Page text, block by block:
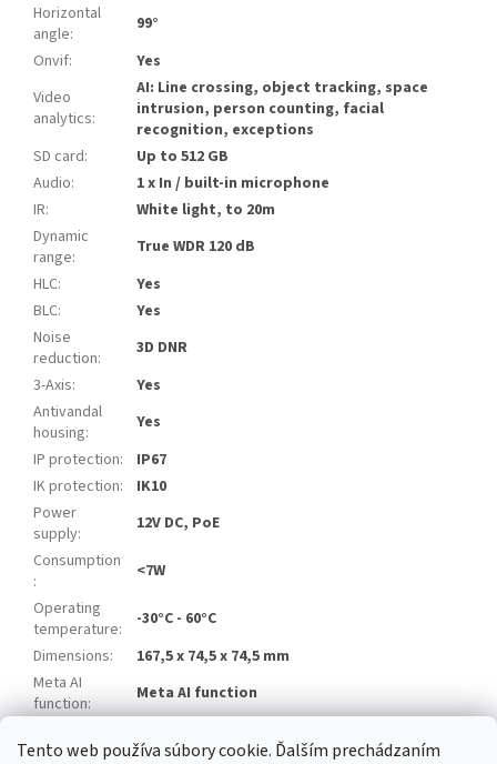
Tento web používa súbory cookie. Ďalším prechádzaním
Horizontal
angle:
99°
Onvif:
Yes
Video
analytics:
AI: Line crossing, object tracking, space
intrusion, person counting, facial
recognition, exceptions
SD card:
Up to 512 GB
Audio:
1 x In / built-in microphone
IR:
White light, to 20m
Dynamic
range:
True WDR 120 dB
HLC:
Yes
BLC:
Yes
Noise
reduction:
3D DNR
3-Axis:
Yes
Antivandal
housing:
Yes
IP protection:
IP67
IK protection:
IK10
Power
supply:
12V DC, PoE
Consumption
:
<7W
Operating
temperature:
-30°C - 60°C
Dimensions:
167,5 x 74,5 x 74,5 mm
Meta AI
function: Meta AI function